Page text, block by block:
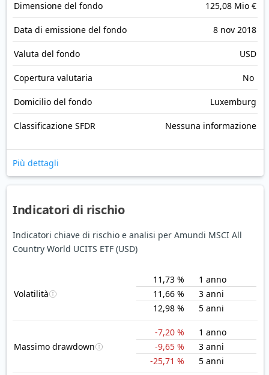
Dimensione del fondo 125,08 Mio €
Data di emissione del fondo 8 nov 2018
Valuta del fondo USD
Copertura valutaria No
Domicilio del fondo Luxemburg
Classificazione SFDR Nessuna informazione
Più dettagli
Indicatori di rischio
Indicatori chiave di rischio e analisi per Amundi MSCI All
Country World UCITS ETF (USD)
Volatilità
11,73 %
1 anno
11,66 %
3 anni
12,98 %
5 anni
Massimo drawdown
-7,20 %
1 anno
-9,65 %
3 anni
-25,71 %
5 anni